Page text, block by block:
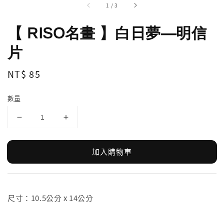
1 /3
【 RISO名畫 】白日夢—明信
片
Regular
NT$ 85
數量
加入購物車
尺寸：10.5公分 x 14公分